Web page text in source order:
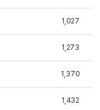
1,027
1,273
1,370
1,432